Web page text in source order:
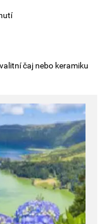
čaj nebo keramiku